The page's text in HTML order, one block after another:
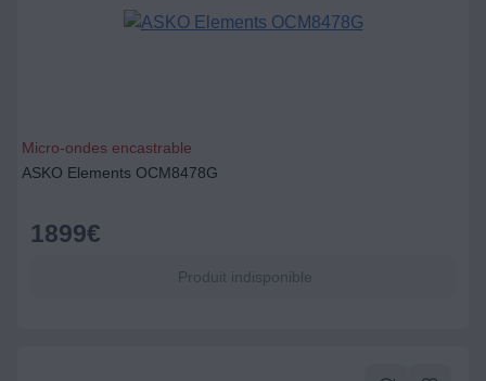
Micro-ondes encastrable
ASKO Elements OCM8478G
1899€
Produit indisponible